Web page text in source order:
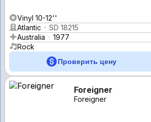
Vinyl 10-12''
Atlantic
SD 18215
Australia
1977
Rock
Проверить цену
Foreigner
Foreigner